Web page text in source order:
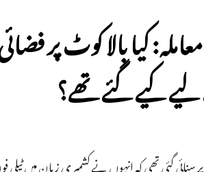
کیا بالا کوٹ پر
کیے گئے تھے؟
گئی تھی کہ انہوں نے کشمیر ی زبان میں ٹیلی